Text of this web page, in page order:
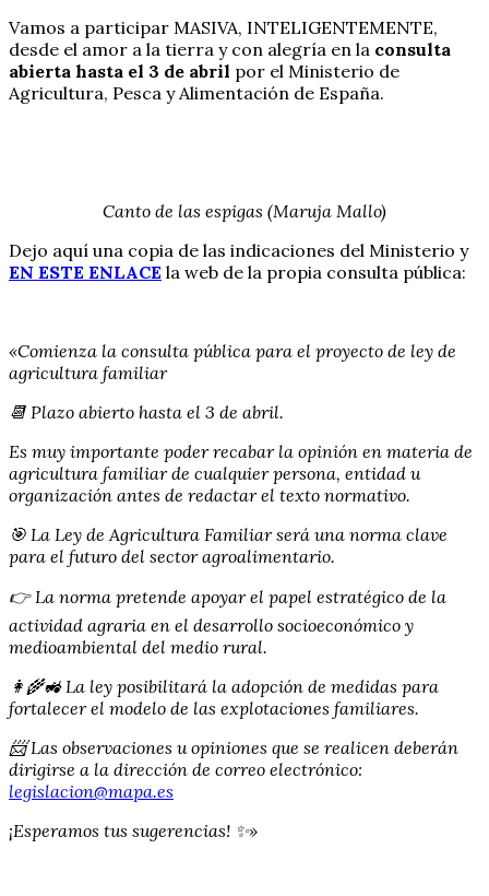
Vamos a participar MASIVA, INTELIGENTEMENTE,
desde el amor a la tierra y con alegría en la consulta
abierta hasta el 3 de abril por el Ministerio de
Agricultura, Pesca y Alimentación de España.
Canto de las espigas (Maruja Mallo)
Dejo aquí una copia de las indicaciones del Ministerio y
EN ESTE ENLACE la web de la propia consulta pública:
«Comienza la consulta pública para el proyecto de ley de
agricultura familiar
📆 Plazo abierto hasta el 3 de abril.
Es muy importante poder recabar la opinión en materia de
agricultura familiar de cualquier persona, entidad u
organización antes de redactar el texto normativo.
🎯 La Ley de Agricultura Familiar será una norma clave
para el futuro del sector agroalimentario.
👉 La norma pretende apoyar el papel estratégico de la
actividad agraria en el desarrollo socioeconómico y
medioambiental del medio rural.
👩‍🌾🚜 La ley posibilitará la adopción de medidas para
fortalecer el modelo de las explotaciones familiares.
📨 Las observaciones u opiniones que se realicen deberán
dirigirse a la dirección de correo electrónico:
legislacion@mapa.es
¡Esperamos tus sugerencias! ✨»